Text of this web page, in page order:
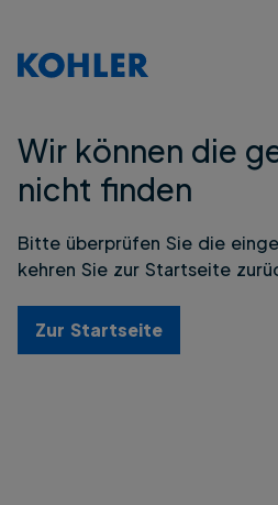
Wir können die
nicht finden
Bitte überprüfen Sie die
kehren Sie zur Startseite
Zur Startseite